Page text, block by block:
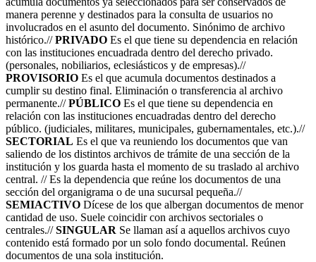
manera perenne y destinados para la consulta de usuarios no
involucrados en el asunto del documento. Sinónimo de archivo
histórico.//PRIVADO Es el que tiene su dependencia en relación
con las instituciones encuadrada dentro del derecho privado.
(personales, nobiliarios, eclesiásticos y de empresas).//
PROVISORIO Es el que acumula documentos destinados a
cumplir su destino final. Eliminación o transferencia al archivo
permanente.//PÚBLICO Es el que tiene su dependencia en
relación con las instituciones encuadradas dentro del derecho
público. (judiciales, militares, municipales, gubernamentales, etc.).//
SECTORIAL Es el que va reuniendo los documentos que van
saliendo de los distintos archivos de trámite de una sección de la
institución y los guarda hasta el momento de su traslado al archivo
central. // Es la dependencia que reúne los documentos de una
sección del organigrama o de una sucursal pequeña.//
SEMIACTIVO Dícese de los que albergan documentos de menor
cantidad de uso. Suele coincidir con archivos sectoriales o
centrales.//SINGULAR Se llaman así a aquellos archivos cuyo
contenido está formado por un solo fondo documental. Reúnen
documentos de una sola institución.